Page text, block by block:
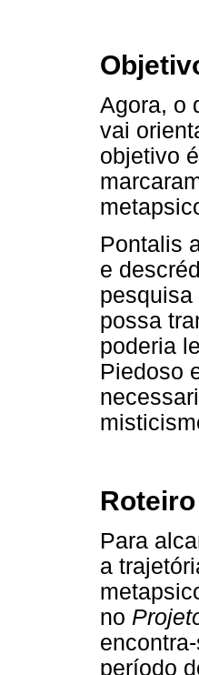
Agora, o
vai
objetivo
Pontalis
e
possa
poderia
Piedoso
Para
a
no
período